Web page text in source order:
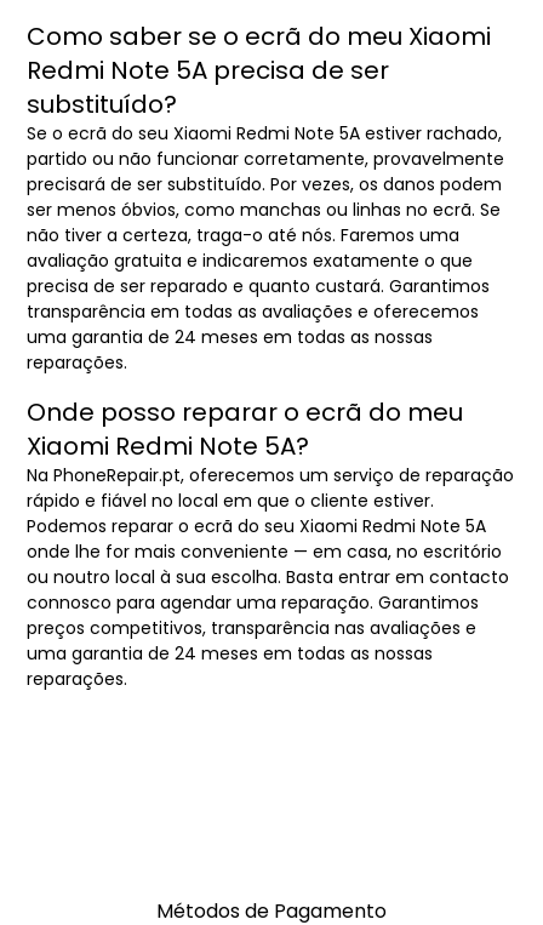
Como saber se o ecrã do meu Xiaomi
Redmi Note 5A precisa de ser
substituído?
Se o ecrã do seu Xiaomi Redmi Note 5A estiver rachado,
partido ou não funcionar corretamente, provavelmente
precisará de ser substituído. Por vezes, os danos podem
ser menos óbvios, como manchas ou linhas no ecrã. Se
não tiver a certeza, traga-o até nós. Faremos uma
avaliação gratuita e indicaremos exatamente o que
precisa de ser reparado e quanto custará. Garantimos
transparência em todas as avaliações e oferecemos
uma garantia de 24 meses em todas as nossas
reparações.
Onde posso reparar o ecrã do meu
Xiaomi Redmi Note 5A?
Na PhoneRepair.pt, oferecemos um serviço de reparação
rápido e fiável no local em que o cliente estiver.
Podemos reparar o ecrã do seu Xiaomi Redmi Note 5A
onde lhe for mais conveniente — em casa, no escritório
ou noutro local à sua escolha. Basta entrar em contacto
connosco para agendar uma reparação. Garantimos
preços competitivos, transparência nas avaliações e
uma garantia de 24 meses em todas as nossas
reparações.
Métodos de Pagamento